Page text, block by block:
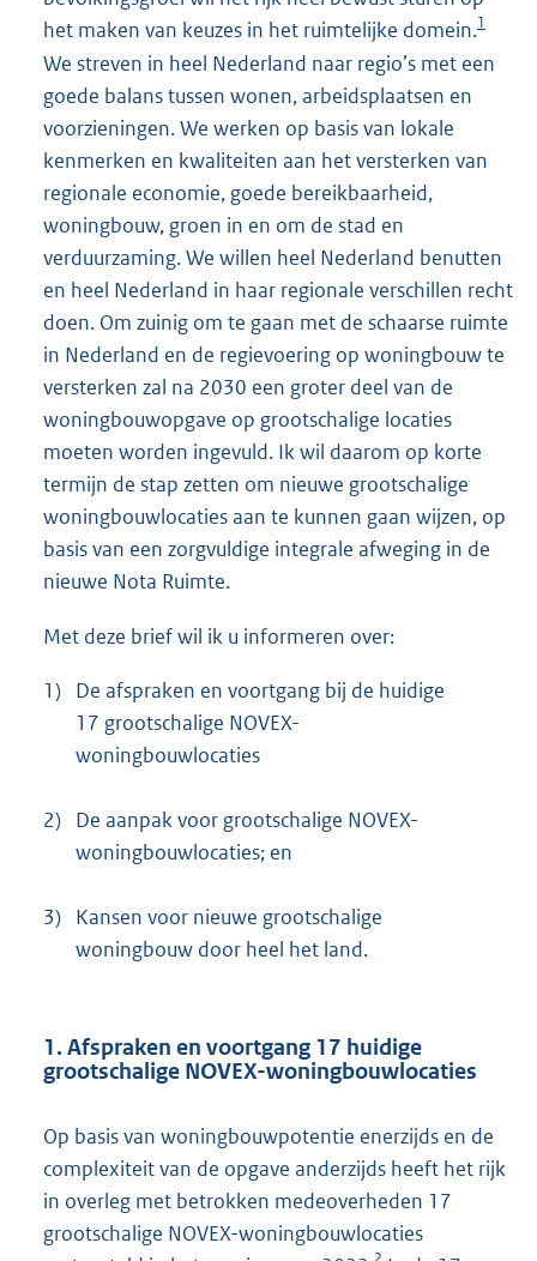
het maken van keuzes in het ruimtelijke domein.1
We streven in heel Nederland naar regio’s met een
goede balans tussen wonen, arbeidsplaatsen en
voorzieningen. We werken op basis van lokale
kenmerken en kwaliteiten aan het versterken van
regionale economie, goede bereikbaarheid,
woningbouw, groen in en om de stad en
verduurzaming. We willen heel Nederland benutten
en heel Nederland in haar regionale verschillen recht
doen. Om zuinig om te gaan met de schaarse ruimte
in Nederland en de regievoering op woningbouw te
versterken zal na 2030 een groter deel van de
woningbouwopgave op grootschalige locaties
moeten worden ingevuld. Ik wil daarom op korte
termijn de stap zetten om nieuwe grootschalige
woningbouwlocaties aan te kunnen gaan wijzen, op
basis van een zorgvuldige integrale afweging in de
nieuwe Nota Ruimte.
Met deze brief wil ik u informeren over:
1) De afspraken en voortgang bij de huidige
17 grootschalige NOVEX-
woningbouwlocaties
2) De aanpak voor grootschalige NOVEX-
woningbouwlocaties; en
3) Kansen voor nieuwe grootschalige
woningbouw door heel het land.
1. Afspraken en voortgang 17 huidige
grootschalige NOVEX-woningbouwlocaties
Op basis van woningbouwpotentie enerzijds en de
complexiteit van de opgave anderzijds heeft het rijk
in overleg met betrokken medeoverheden 17
grootschalige NOVEX-woningbouwlocaties